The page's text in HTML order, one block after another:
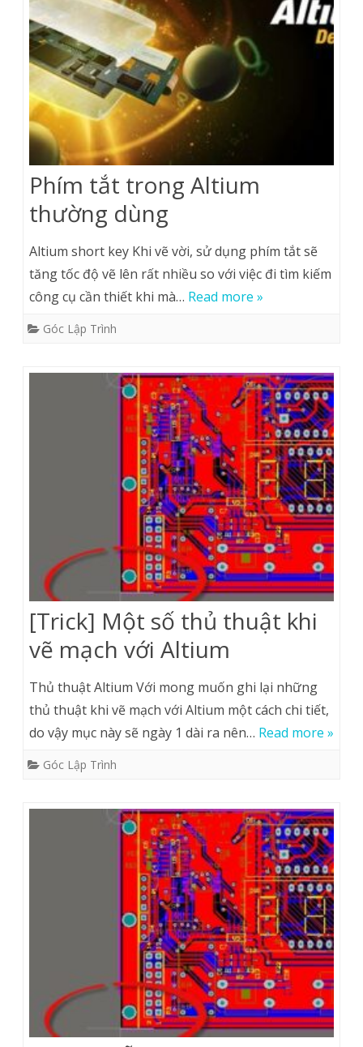
Phím tắt trong Altium
thường dùng
Altium short key Khi vẽ vời, sử dụng phím tắt sẽ
tăng tốc độ vẽ lên rất nhiều so với việc đi tìm kiếm
công cụ cần thiết khi mà… Read more »
Góc Lập Trình
[Trick] Một số thủ thuật khi
vẽ mạch với Altium
Thủ thuật Altium Với mong muốn ghi lại những
thủ thuật khi vẽ mạch với Altium một cách chi tiết,
do vậy mục này sẽ ngày 1 dài ra nên… Read more »
Góc Lập Trình